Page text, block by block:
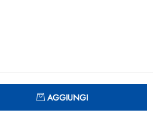
AGGIUNGI